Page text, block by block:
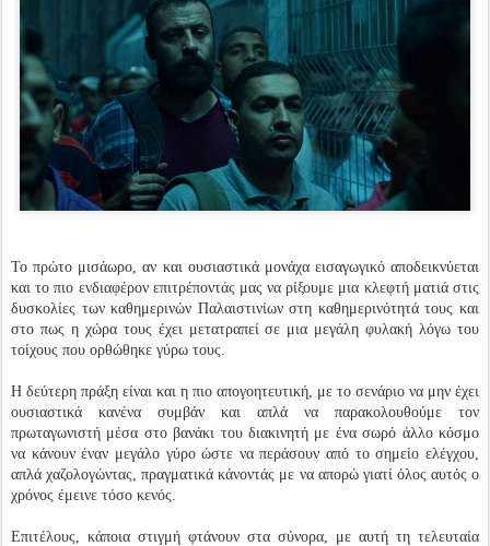
Το πρώτο μισάωρο, αν και ουσιαστικά μονάχα εισαγωγικό αποδεικνύεται
και το πιο ενδιαφέρον επιτρέποντάς μας να ρίξουμε μια κλεφτή ματιά στις
δυσκολίες των καθημερινών Παλαιστινίων στη καθημερινότητά τους και
στο πως η χώρα τους έχει μετατραπεί σε μια μεγάλη φυλακή λόγω του
τοίχους που ορθώθηκε γύρω τους.
Η δεύτερη πράξη είναι και η πιο απογοητευτική, με το σενάριο να μην έχει
ουσιαστικά κανένα συμβάν και απλά να παρακολουθούμε τον
πρωταγωνιστή μέσα στο βανάκι του διακινητή με ένα σωρό άλλο κόσμο
να κάνουν έναν μεγάλο γύρο ώστε να περάσουν από το σημείο ελέγχου,
απλά χαζολογώντας, πραγματικά κάνοντάς με να απορώ γιατί όλος αυτός ο
χρόνος έμεινε τόσο κενός.
Επιτέλους, κάποια στιγμή φτάνουν στα σύνορα, με αυτή τη τελευταία